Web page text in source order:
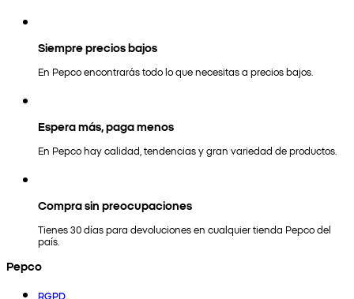
Siempre precios bajos
En Pepco encontrarás todo lo que necesitas a precios bajos.
Espera más, paga menos
En Pepco hay calidad, tendencias y gran variedad de productos.
Compra sin preocupaciones
Tienes 30 días para devoluciones en cualquier tienda Pepco del
país.
Pepco
RGPD